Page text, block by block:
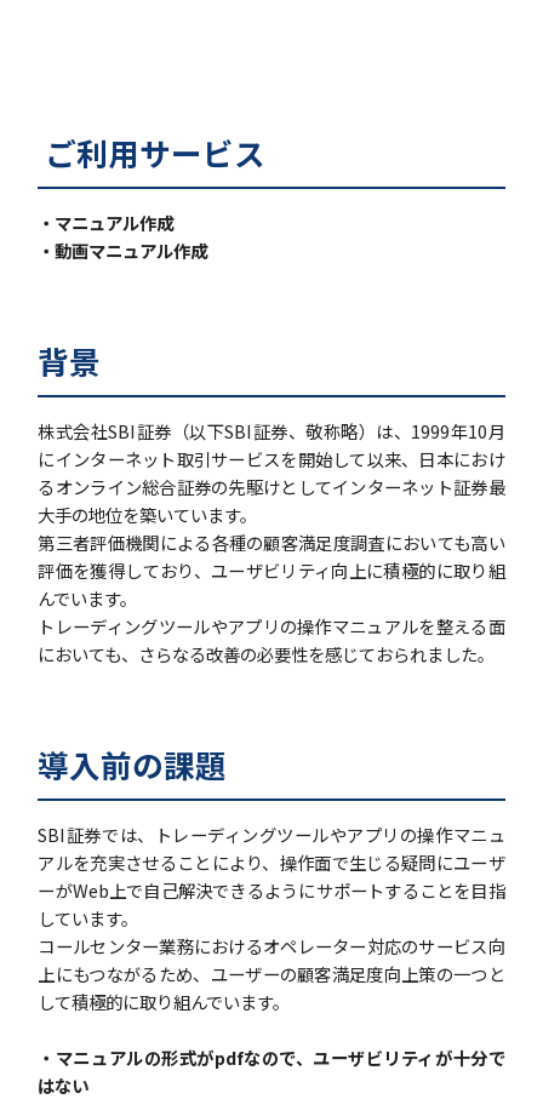
ご利用サービス
・マニュアル作成
・動画マニュアル作成
背景
株式会社SBI証券（以下SBI証券、敬称略）は、1999年10月
にインターネット取引サービスを開始して以来、日本におけ
るオンライン総合証券の先駆けとしてインターネット証券最
大手の地位を築いています。
第三者評価機関による各種の顧客満足度調査においても高い
評価を獲得しており、ユーザビリティ向上に積極的に取り組
んでいます。
トレーディングツールやアプリの操作マニュアルを整える面
においても、さらなる改善の必要性を感じておられました。
導入前の課題
SBI証券では、トレーディングツールやアプリの操作マニュ
アルを充実させることにより、操作面で生じる疑問にユーザ
ーがWeb上で自己解決できるようにサポートすることを目指
しています。
コールセンター業務におけるオペレーター対応のサービス向
上にもつながるため、ユーザーの顧客満足度向上策の一つと
して積極的に取り組んでいます。
・マニュアルの形式がpdfなので、ユーザビリティが十分で
はない